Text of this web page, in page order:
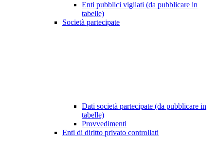
Enti pubblici vigilati (da pubblicare in
tabelle)
Società partecipate
Dati società partecipate (da pubblicare in
tabelle)
Provvedimenti
Enti di diritto privato controllati